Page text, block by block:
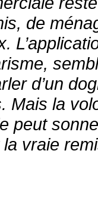
de
d’un
Mais la
peut
vraie